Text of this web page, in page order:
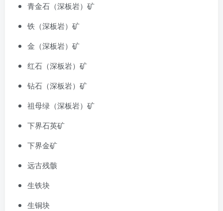
青金石（深板岩）矿
铁（深板岩）矿
金（深板岩）矿
红石（深板岩）矿
钻石（深板岩）矿
祖母绿（深板岩）矿
下界石英矿
下界金矿
远古残骸
生铁块
生铜块